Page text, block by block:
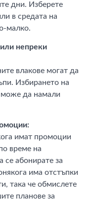
дни. Изберете
в средата на
малко.
непреки
влакове могат да
Избирането на
може да намали
имат промоции
време на
се абонирате за
има отстъпки
така че обмислете
планове за